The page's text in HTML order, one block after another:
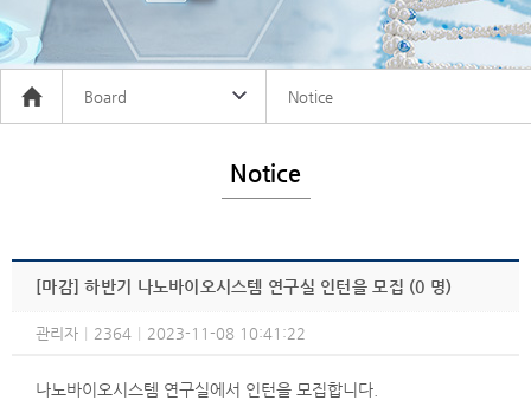
Board Notice
Notice
[마감] 하반기 나노바이오시스템 연구실 인턴을 모집 (0 명)
관리자 2364 2023-11-08 10:41:22
나노바이오시스템 연구실에서 인턴을 모집합니다.